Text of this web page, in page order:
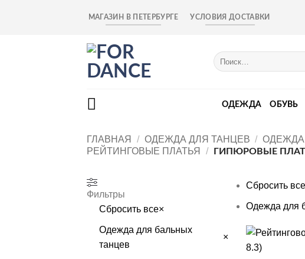
МАГАЗИН В ПЕТЕРБУРГЕ УСЛОВИЯ ДОСТАВКИ
Искать:
ОДЕЖДА ОБУВЬ
ГЛАВНАЯ / ОДЕЖДА ДЛЯ ТАНЦЕВ / ОДЕЖДА
РЕЙТИНГОВЫЕ ПЛАТЬЯ
/ ГИПЮРОВЫЕ
Фильтры
Сбросить все×
Одежда для бальных
танцев
×
Сбросить все
Одежда для
+